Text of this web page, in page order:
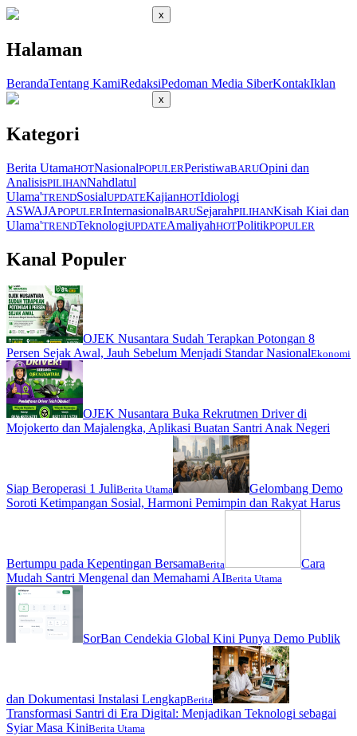
x
Halaman
BerandaTentang KamiRedaksiPedoman Media SiberKontakIklan
x
Kategori
Berita UtamaHOTNasionalPOPULERPeristiwaBARUOpini dan
AnalisisPILIHANNahdlatul
Ulama'TRENDSosialUPDATEKajianHOTIdiologi
ASWAJAPOPULERInternasionalBARUSejarahPILIHANKisah Kiai dan
Ulama'TRENDTeknologiUPDATEAmaliyahHOTPolitikPOPULER
Kanal Populer
OJEK Nusantara Sudah Terapkan Potongan 8
Persen Sejak Awal, Jauh Sebelum Menjadi Standar NasionalEkonomi
OJEK Nusantara Buka Rekrutmen Driver di
Mojokerto dan Majalengka, Aplikasi Buatan Santri Anak Negeri
Siap Beroperasi 1 JuliBerita Utama
Gelombang Demo
Soroti Ketimpangan Sosial, Harmoni Pemimpin dan Rakyat Harus
Bertumpu pada Kepentingan BersamaBerita
Cara
Mudah Santri Mengenal dan Memahami AIBerita Utama
SorBan Cendekia Global Kini Punya Demo Publik
dan Dokumentasi Instalasi LengkapBerita
Transformasi Santri di Era Digital: Menjadikan Teknologi sebagai
Syiar Masa KiniBerita Utama